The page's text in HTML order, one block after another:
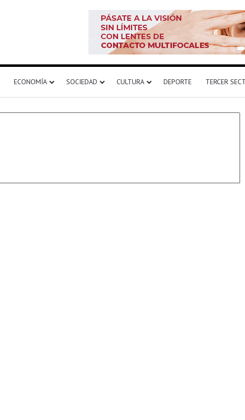
ECONOMÍA SOCIEDAD CULTURA DEPORTE TERCER